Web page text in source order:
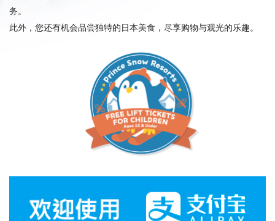
务。
此外，您还有机会品尝独特的日本美食，尽享购物与观光的乐趣。